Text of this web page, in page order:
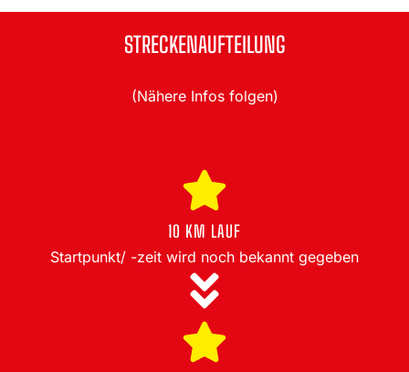
STRECKENAUFTEILUNG
(Nähere Infos folgen)
10 KM LAUF
Startpunkt/ -zeit wird noch bekannt gegeben​